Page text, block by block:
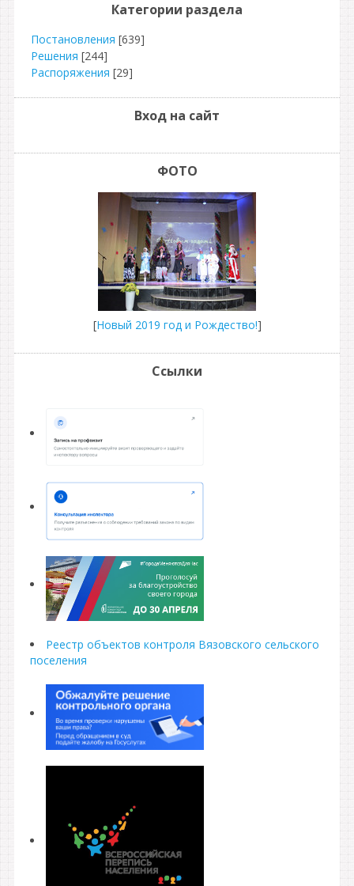
Категории раздела
Постановления [639]
Решения [244]
Распоряжения [29]
Вход на сайт
ФОТО
[Новый 2019 год и Рождество!]
Ссылки
Реестр объектов контроля Вязовского сельского
поселения